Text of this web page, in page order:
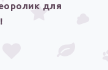
для